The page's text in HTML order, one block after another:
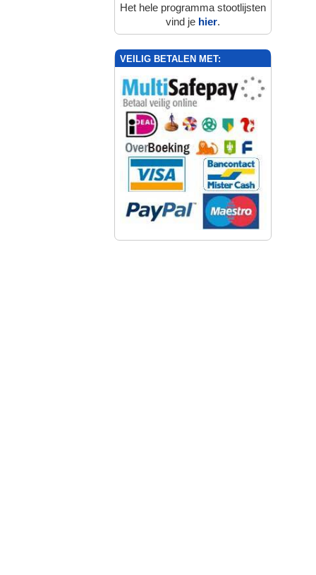
Het hele programma stootlijsten
vind je hier.
VEILIG BETALEN MET: